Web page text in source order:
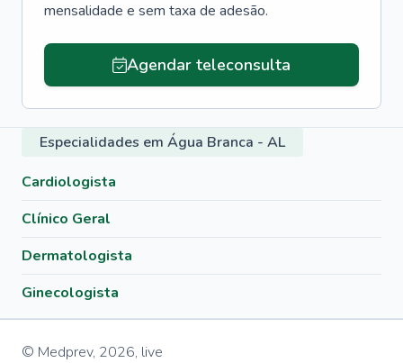
mensalidade e sem taxa de adesão.
Agendar teleconsulta
Especialidades em Água Branca - AL
Cardiologista
Clínico Geral
Dermatologista
Ginecologista
© Medprev, 2026, live